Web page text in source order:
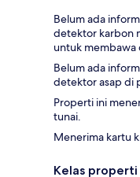
Belum ada
detektor karbon
untuk
Belum ada
detektor asap di
Properti ini
tunai.
Menerima kartu
Kelas properti